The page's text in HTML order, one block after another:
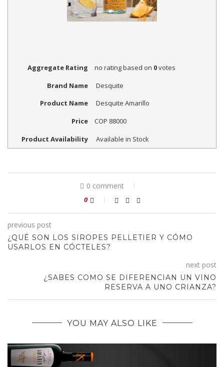
Aggregate Rating no ratingbased on 0votes
Brand Name
Desquite
Product Name
Desquite Amarillo
Price
COP 88000
Product Availability
Available in Stock
0 comment
0
previous post
¿QUÉ SON LOS SIROPES PELLETIER Y CÓMO
USARLOS EN CÓCTELES?
next post
¿SABES COMO SE DIFERENCIAN UN VINO
RESERVA A UNO CRIANZA?
YOU MAY ALSO LIKE